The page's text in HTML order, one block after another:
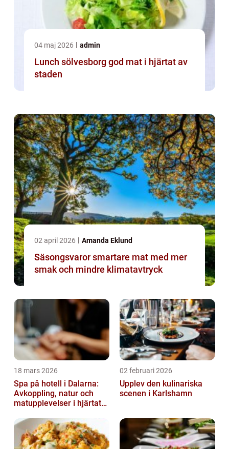
04 maj 2026 admin
Lunch sölvesborg god mat i hjärtat av
staden
02 april 2026 Amanda Eklund
Säsongsvaror smartare mat med mer
smak och mindre klimatavtryck
18 mars 2026
Spa på hotell i Dalarna:
Avkoppling, natur och
matupplevelser i hjärtat
02 februari 2026
Upplev den kulinariska
scenen i Karlshamn